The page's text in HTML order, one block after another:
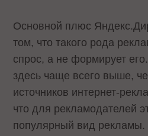
Основной плюс
том, что такого рода
спрос, а не формирует
здесь чаще всего выше,
источников интернет-
что для рекламодателей
популярный вид рекламы.